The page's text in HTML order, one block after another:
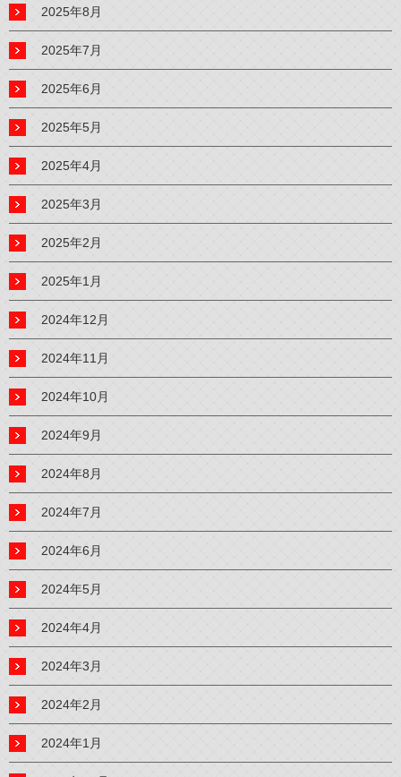
2025年8月
2025年7月
2025年6月
2025年5月
2025年4月
2025年3月
2025年2月
2025年1月
2024年12月
2024年11月
2024年10月
2024年9月
2024年8月
2024年7月
2024年6月
2024年5月
2024年4月
2024年3月
2024年2月
2024年1月